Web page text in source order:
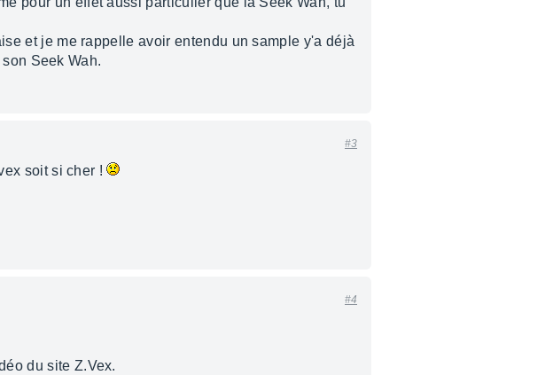
et je me rappelle avoir entendu un sample y'a déjà
Seek Wah.
#3
soit si cher !
#4
du site Z.Vex.